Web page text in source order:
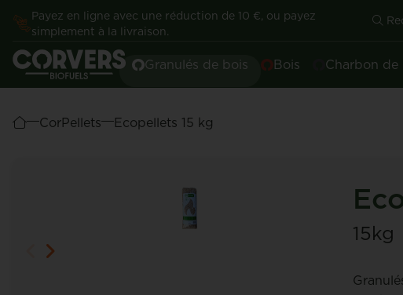
Payez en ligne avec une réduction de 10 €, ou payez
simplement à la livraison.
Granulés de bois Bois Charbon de
CorPellets Ecopellets 15 kg
15kg